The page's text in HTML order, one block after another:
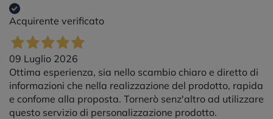
Acquirente verificato
09 Luglio 2026
Ottima esperienza, sia nello scambio chiaro e diretto di
informazioni che nella realizzazione del prodotto, rapida
e confome alla proposta. Tornerò senz'altro ad utilizzare
questo servizio di personalizzazione prodotto.